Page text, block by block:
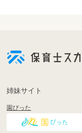
登
く
姉妹サイト
園ぴった